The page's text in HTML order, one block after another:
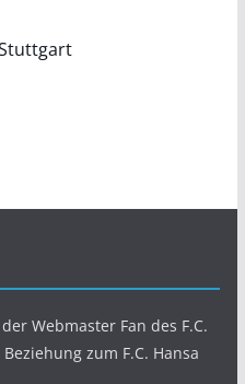
Webmaster Fan des F.C.
zum F.C. Hansa